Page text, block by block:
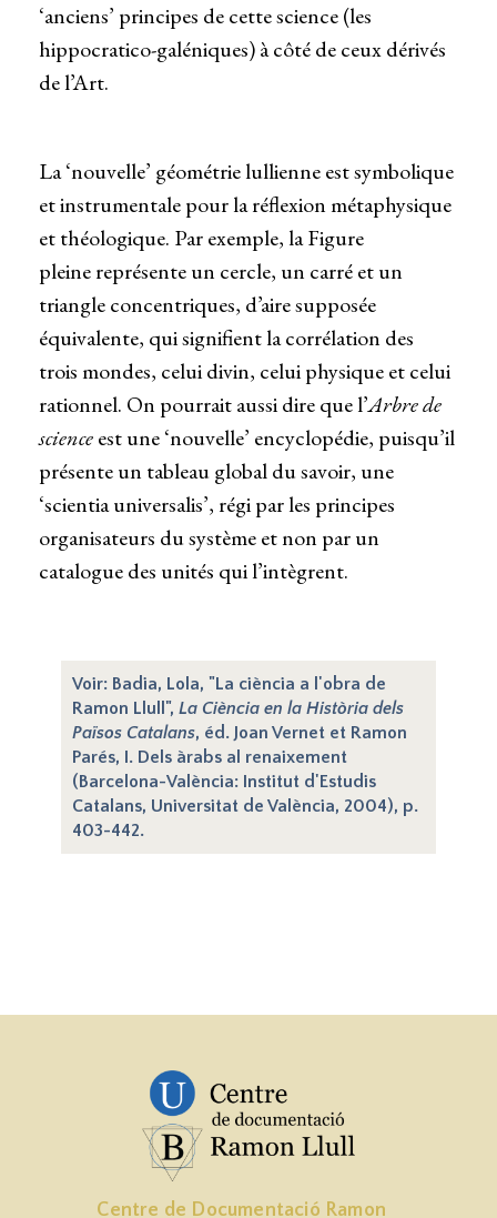
‘anciens’ principes de cette science (les
hippocratico-galéniques) à côté de ceux dérivés
de l’Art.
La ‘nouvelle’ géométrie lullienne est symbolique
et instrumentale pour la réflexion métaphysique
et théologique. Par exemple, la Figure
pleine représente un cercle, un carré et un
triangle concentriques, d’aire supposée
équivalente, qui signifient la corrélation des
trois mondes, celui divin, celui physique et celui
rationnel. On pourrait aussi dire que l’Arbre de
scienceest une ‘nouvelle’ encyclopédie, puisqu’il
présente un tableau global du savoir, une
‘scientia universalis’, régi par les principes
organisateurs du système et non par un
catalogue des unités qui l’intègrent.
Voir: Badia, Lola, "La ciència a l'obra de
Ramon Llull", La Ciència en la Història dels
Països Catalans, éd. Joan Vernet et Ramon
Parés, I. Dels àrabs al renaixement
(Barcelona-València: Institut d'Estudis
Catalans, Universitat de València, 2004), p.
403-442.
Centre de Documentació Ramon